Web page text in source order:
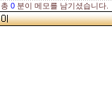
0 분이 메모를 남기셨습니다.